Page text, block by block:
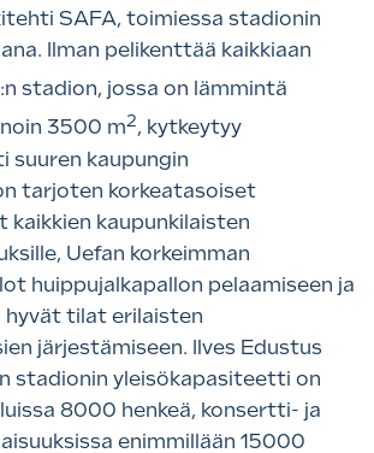
SAFA, toimiessa stadionin
Ilman pelikenttää kaikkiaan
:n stadion, jossa on lämmintä
3500 m2, kytkeytyy
suuren kaupungin
tarjoten korkeatasoiset
kaikkien kaupunkilaisten
Uefan korkeimman
huippujalkapallon pelaamiseen ja
hyvät tilat erilaisten
järjestämiseen. Ilves Edustus
stadionin yleisökapasiteetti on
8000 henkeä, konsertti- ja
enimmillään 15000